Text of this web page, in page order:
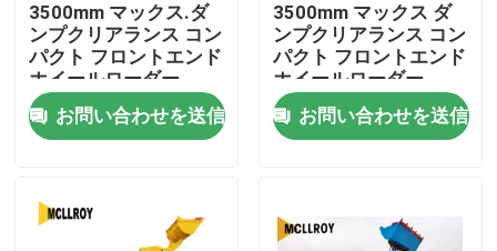
3500mm マックス.ダ
ンプクリアランス コン
パクト フロントエンド
ホイールローダー
2200kg レートロード
ミニ フロントエンドホ
イールローダー
お問い合わせを送信
3500mm マックス ダ
ンプクリアランス コン
パクト フロントエンド
ホイールローダー
2200kg レートロード
ミニ フロントエンドホ
イールローダー
お問い合わせを送信